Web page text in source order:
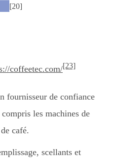
[20]
coffeetec.com/[23]
fournisseur de confiance
les machines de
café.
scellants et